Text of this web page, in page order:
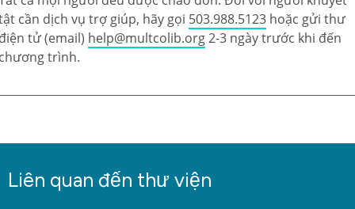
cần dịch vụ trợ giúp, hãy gọi 503.988.5123 hoặc gửi thư
tử (email) help@multcolib.org2-3 ngày trước khi đến
trình.
Liên quan đến thư viện